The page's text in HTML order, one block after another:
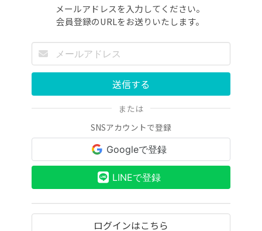
メールアドレスを入力してください。
会員登録のURLをお送りいたします。
送信する
または
SNSアカウントで登録
Googleで登録
LINEで登録
ログインはこちら